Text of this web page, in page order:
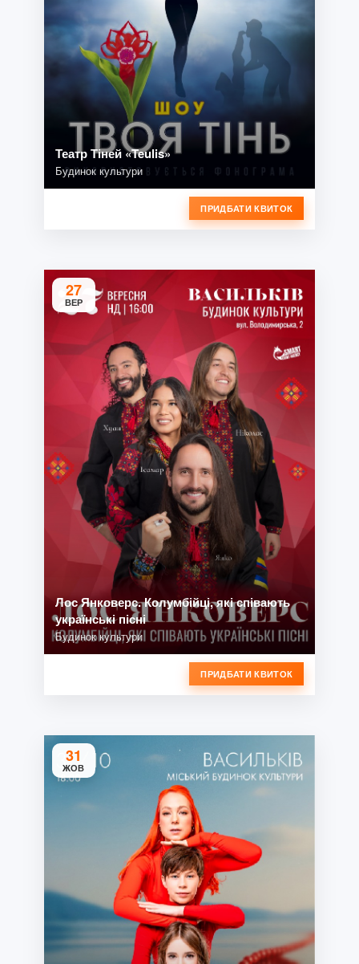
Театр Тіней «Teulis»
Будинок культури
ПРИДБАТИ КВИТОК
27
ВЕР
Лос Янковерс. Колумбійці, які співають
українські пісні
Будинок культури
ПРИДБАТИ КВИТОК
31
ЖОВ